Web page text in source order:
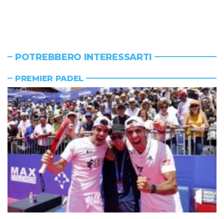
POTREBBERO INTERESSARTI
PREMIER PADEL